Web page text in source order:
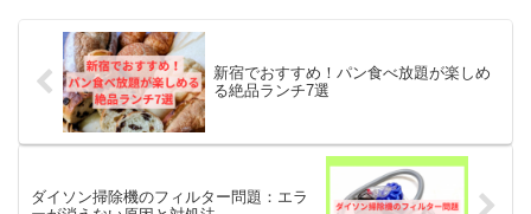
新宿でおすすめ！パン食べ放題が楽しめ
る絶品ランチ7選
ダイソン掃除機のフィルター問題：エラ